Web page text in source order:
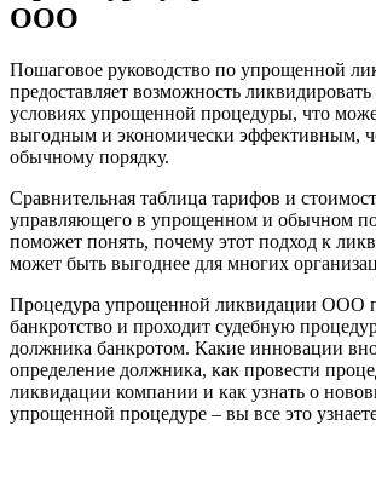
ООО
Пошаговое руководство по упрощенной
предоставляет возможность
условиях упрощенной процедуры, что
выгодным и экономически эффективным,
обычному порядку.
Сравнительная таблица тарифов и
управляющего в упрощенном и обычном
поможет понять, почему этот подход к
может быть выгоднее для многих
Процедура упрощенной ликвидации ООО
банкротство и проходит судебную
должника банкротом. Какие инновации
определение должника, как провести
ликвидации компании и как узнать о
упрощенной процедуре – вы все это